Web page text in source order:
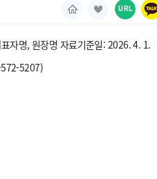
URL
자명, 원장명 자료기준일: 2026. 4. 1.
5207)